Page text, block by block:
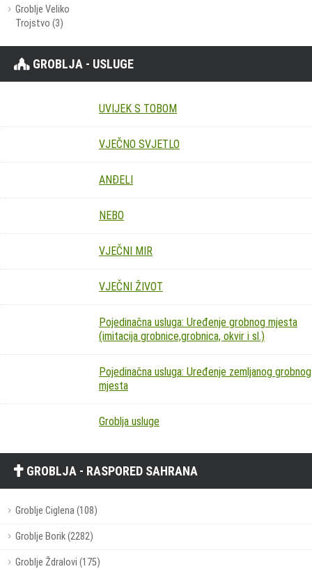
Groblje Veliko
Trojstvo (3)
GROBLJA - USLUGE
UVIJEK S TOBOM
VJEČNO SVJETLO
ANĐELI
NEBO
VJEČNI MIR
VJEČNI ŽIVOT
Pojedinačna usluga: Uređenje grobnog mjesta
(imitacija grobnice,grobnica, okvir i sl.)
Pojedinačna usluga: Uređenje zemljanog grobnog
mjesta
Groblja usluge
GROBLJA - RASPORED SAHRANA
Groblje Ciglena (108)
Groblje Borik (2282)
Groblje Ždralovi (175)